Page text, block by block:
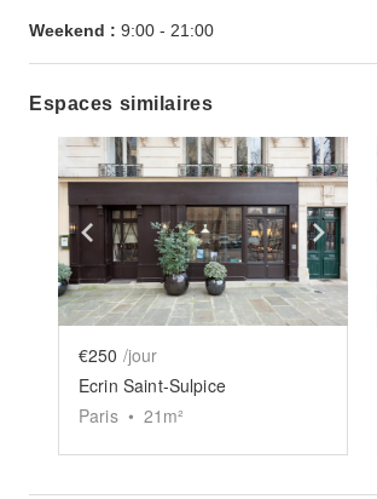
Weekend : 9:00 - 21:00
Espaces similaires
Show previous slide
€250 /jour
Ecrin Saint-Sulpice
Paris • 21 m²